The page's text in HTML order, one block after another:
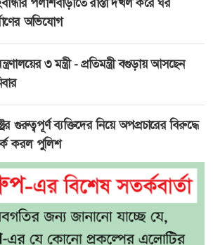
অভিযোগ
৩ মন্ত্রী - প্রতিমন্ত্রী বগুড়ায় আসছেন
গুরুত্বপূর্ণ ব্যক্তিদের নিয়ে অপপ্রচারের বিরুদ্ধে
করল পুলিশ